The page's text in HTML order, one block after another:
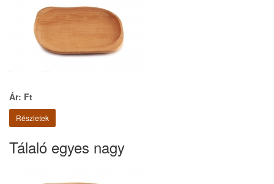
Ár: Ft
Részletek
Tálaló egyes nagy